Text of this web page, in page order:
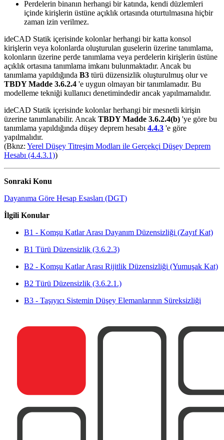
Perdelerin binanın herhangi bir katında, kendi düzlemleri
içinde kirişlerin üstüne açıklık ortasında oturtulmasına hiçbir
zaman izin verilmez.
ideCAD Statik içerisinde kolonlar herhangi bir katta konsol
kirişlerin veya kolonlarda oluşturulan guselerin üzerine tanımlama,
kolonların üzerine perde tanımlama veya perdelerin kirişlerin üstüne
açıklık ortasına tanımlama imkanı bulunmaktadır. Ancak bu
tanımlama yapıldığında B3 türü düzensizlik oluşturulmuş olur ve
TBDY Madde 3.6.2.4 'e uygun olmayan bir tanımlamadır. Bu
modelleme tekniği kullanıcı denetimindedir ancak yapılmamalıdır.
ideCAD Statik içerisinde kolonlar herhangi bir mesnetli kirişin
üzerine tanımlanabilir. Ancak TBDY Madde 3.6.2.4(b) 'ye göre bu
tanımlama yapıldığında düşey deprem hesabı 4.4.3 'e göre
yapılmalıdır.
(Bknz: Yerel Düşey Titreşim Modları ile Gerçekçi Düşey Deprem
Hesabı (4.4.3.1))
Sonraki Konu
Dayanıma Göre Hesap Esasları (DGT)
İlgili Konular
B1 - Komşu Katlar Arası Dayanım Düzensizliği (Zayıf Kat)
B1 Türü Düzensizlik (3.6.2.3)
B2 - Komşu Katlar Arası Rijitlik Düzensizliği (Yumuşak Kat)
B2 Türü Düzensizlik (3.6.2.1.)
B3 - Taşıyıcı Sistemin Düşey Elemanlarının Süreksizliği